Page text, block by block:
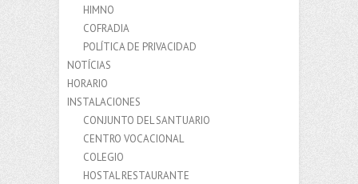
HIMNO
COFRADIA
POLÍTICA DE PRIVACIDAD
NOTÍCIAS
HORARIO
INSTALACIONES
CONJUNTO DEL SANTUARIO
CENTRO VOCACIONAL
COLEGIO
HOSTAL RESTAURANTE